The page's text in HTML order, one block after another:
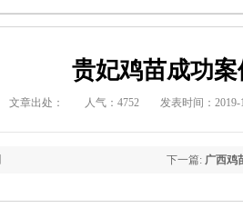
贵妃鸡苗成功案
文章出处： 人气：4752 发表时间：2019-
下一篇: 广西鸡